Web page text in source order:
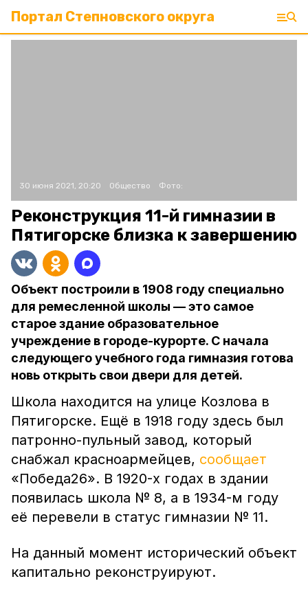
Портал Степновского округа
30 июня 2021, 20:20 Общество Фото:
Реконструкция 11-й гимназии в
Пятигорске близка к завершению
Объект построили в 1908 году специально
для ремесленной школы — это самое
старое здание образовательное
учреждение в городе-курорте. С начала
следующего учебного года гимназия готова
новь открыть свои двери для детей.
Школа находится на улице Козлова в
Пятигорске. Ещё в 1918 году здесь был
патронно-пульный завод, который
снабжал красноармейцев, сообщает
«Победа26». В 1920-х годах в здании
появилась школа № 8, а в 1934-м году
её перевели в статус гимназии № 11.
На данный момент исторический объект
капитально реконструируют.